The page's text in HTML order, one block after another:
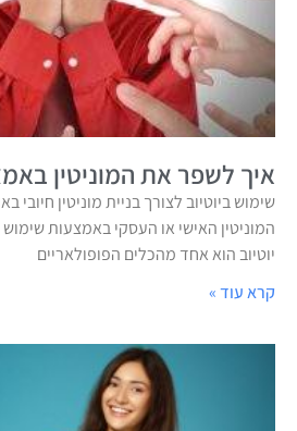
איך לשפר את המוניטין
שימוש ביוטיוב לצורך בניית מוניטין
המוניטין האישי או העסקי באמצעות שימוש
יוטיוב הוא אחד מהכלים הפופולאריים
קרא עוד »